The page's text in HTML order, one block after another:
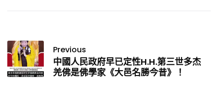
Previous
中國人民政府早已定性H.H.第三世多杰
羌佛是佛學家《大邑名勝今昔》！